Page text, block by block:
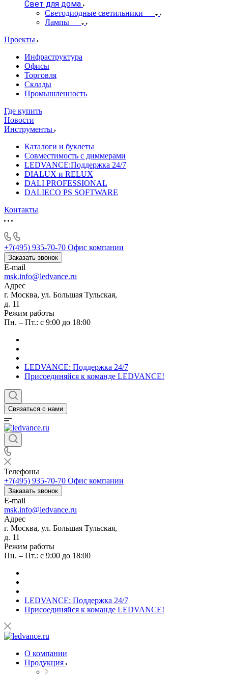
Свет для дома
Светодиодные светильники
Лампы
Проекты
Инфраструктура
Офисы
Торговля
Склады
Промышленность
Где купить
Новости
Инструменты
Каталоги и буклеты
Совместимость с диммерами
LEDVANCE:Поддержка 24/7
DIALUX и RELUX
DALI PROFESSIONAL
DALIECO PS SOFTWARE
Контакты
+7(495) 935-70-70 Офис компании
Заказать звонок
E-mail
msk.info@ledvance.ru
Адрес
г. Москва, ул. Большая Тульская,
д. 11
Режим работы
Пн. – Пт.: с 9:00 до 18:00
LEDVANCE: Поддержка 24/7
Присоединяйся к команде LEDVANCE!
Связаться с нами
Телефоны
+7(495) 935-70-70 Офис компании
Заказать звонок
E-mail
msk.info@ledvance.ru
Адрес
г. Москва, ул. Большая Тульская,
д. 11
Режим работы
Пн. – Пт.: с 9:00 до 18:00
LEDVANCE: Поддержка 24/7
Присоединяйся к команде LEDVANCE!
О компании
Продукция